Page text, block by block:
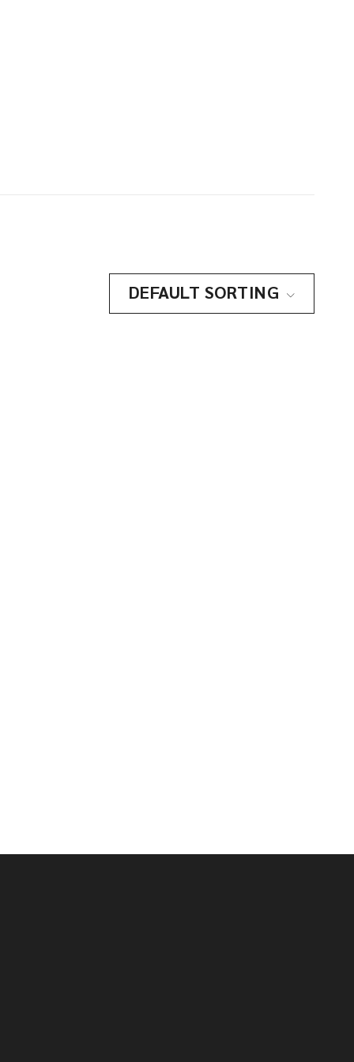
DEFAULT SORTING